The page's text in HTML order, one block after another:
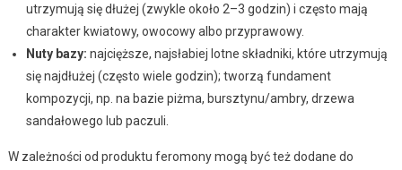
utrzymują się dłużej (zwykle około 2–3 godzin) i często mają
charakter kwiatowy, owocowy albo przyprawowy.
Nuty bazy: najcięższe, najsłabiej lotne składniki, które utrzymują
się najdłużej (często wiele godzin); tworzą fundament
kompozycji, np. na bazie piżma, bursztynu/ambry, drzewa
sandałowego lub paczuli.
W zależności od produktu feromony mogą być też dodane do